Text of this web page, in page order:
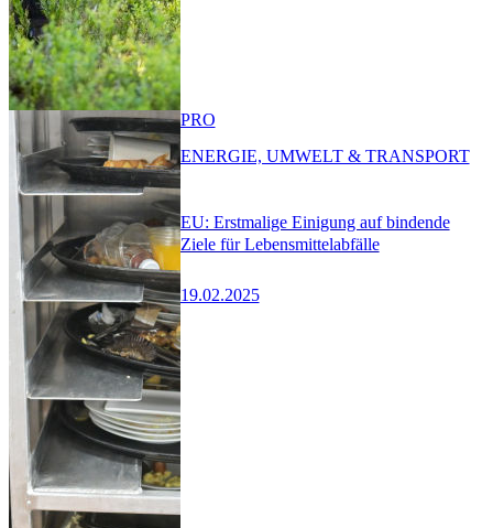
EU: Erstmalige Einigung auf bindende
Ziele für Lebensmittelabfälle
19.02.2025
PRO
ENERGIE, UMWELT & TRANSPORT